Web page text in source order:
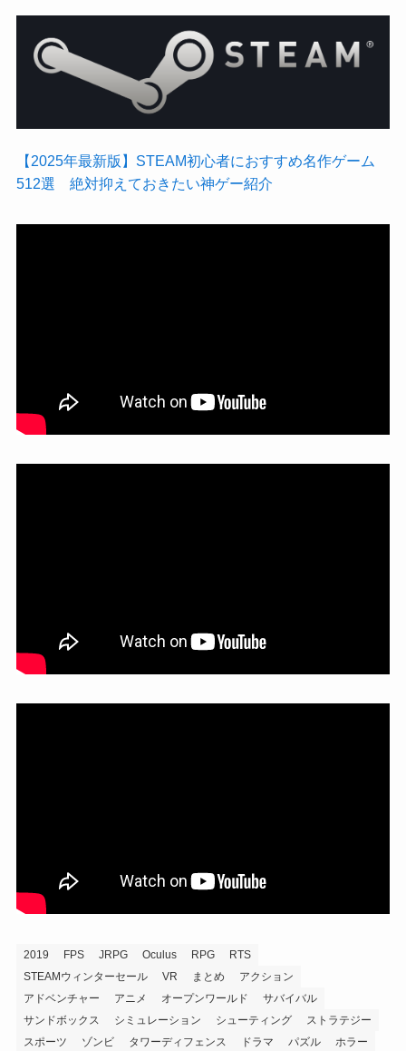
【2025年最新版】STEAM初心者におすすめ名作ゲーム
512選 絶対抑えておきたい神ゲー紹介
2019 FPS JRPG Oculus RPG
RTS
STEAMウィンターセール
VR まとめ
アクション
アドベンチャー
アニメ オープンワールド
サバイバル
サンドボックス
シミュレーション シューティング
ストラテジー
スポーツ
ゾンビ タワーディフェンス ドラマ パズル ホラー